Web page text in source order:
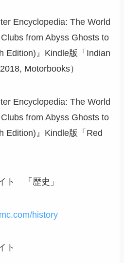
Encyclopedia: The World
from Abyss Ghosts to
Edition)』Kindle版「Indian
Motorbooks）
Encyclopedia: The World
from Abyss Ghosts to
Edition)』Kindle版「Red
ト 「歴史」
history
ト